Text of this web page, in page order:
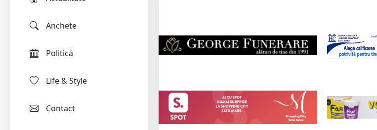
Anchete
Politică
Life & Style
Contact